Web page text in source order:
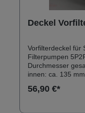
Deckel
Vorfilterdeckel für
Filterpumpen
Durchmesser
innen: ca. 135
56,90 €*